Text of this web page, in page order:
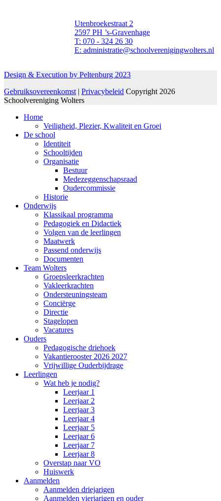
Utenbroekestraat 2
2597 PH ’s-Gravenhage
T: 070 - 324 26 30
E: administratie@schoolverenigingwolters.nl
Design & Execution by Peltenburg 2023
Gebruiksovereenkomst | Privacybeleid Copyright 2026
Schoolvereniging Wolters
Home
Veiligheid, Plezier, Kwaliteit en Groei
De school
Identiteit
Schooltijden
Organisatie
Bestuur
Medezeggenschapsraad
Oudercommissie
Historie
Onderwijs
Klassikaal programma
Pedagogiek en Didactiek
Volgen van de leerlingen
Maatwerk
Passend onderwijs
Documenten
Team Wolters
Groepsleerkrachten
Vakleerkrachten
Ondersteuningsteam
Conciërge
Directie
Stagelopen
Vacatures
Ouders
Pedagogische driehoek
Vakantierooster 2026 2027
Vrijwillige Ouderbijdrage
Leerlingen
Wat heb je nodig?
Leerjaar 1
Leerjaar 2
Leerjaar 3
Leerjaar 4
Leerjaar 5
Leerjaar 6
Leerjaar 7
Leerjaar 8
Overstap naar VO
Huiswerk
Aanmelden
Aanmelden driejarigen
Aanmelden vierjarigen en ouder